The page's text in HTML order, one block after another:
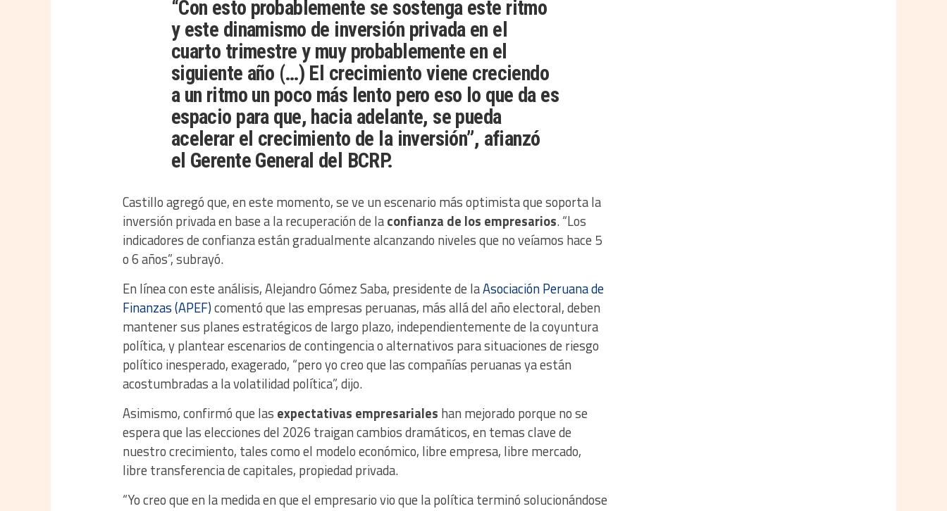
“Con esto probablemente se sostenga este ritmo
y este dinamismo de inversión privada en el
cuarto trimestre y muy probablemente en el
siguiente año (…) El crecimiento viene creciendo
a un ritmo un poco más lento pero eso lo que da es
espacio para que, hacia adelante, se pueda
acelerar el crecimiento de la inversión”, afianzó
el Gerente General del BCRP.
Castillo agregó que, en este momento, se ve un escenario más optimista que soporta la
inversión privada en base a la recuperación de laconfianza de los empresarios. “Los
indicadores de confianza están gradualmente alcanzando niveles que no veíamos hace 5
o 6 años”, subrayó.
En línea con este análisis, Alejandro Gómez Saba, presidente de laAsociación Peruana de
Finanzas (APEF)comentó que las empresas peruanas, más allá del año electoral, deben
mantener sus planes estratégicos de largo plazo, independientemente de la coyuntura
política, y plantear escenarios de contingencia o alternativos para situaciones de riesgo
político inesperado, exagerado, “pero yo creo que las compañías peruanas ya están
acostumbradas a la volatilidad política”, dijo.
Asimismo, confirmó que las expectativas empresariales han mejorado porque no se
espera que las elecciones del 2026 traigan cambios dramáticos, en temas clave de
nuestro crecimiento, tales como el modelo económico, libre empresa, libre mercado,
libre transferencia de capitales, propiedad privada.
“Yo creo que en la medida en que el empresario vio que la política terminó solucionándose